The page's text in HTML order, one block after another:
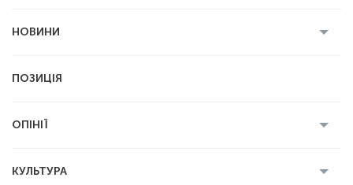
НОВИНИ
Економіка
ПОЗИЦІЯ
ОПІНІЇ
КУЛЬТУРА